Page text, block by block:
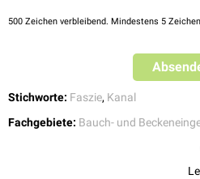
500 Zeichen verbleibend. Mindestens 5
Stichworte: Faszie, Kanal
Fachgebiete: Bauch- und